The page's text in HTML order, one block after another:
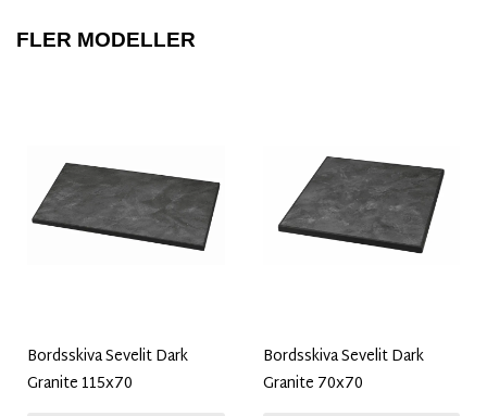
FLER MODELLER
Bordsskiva Sevelit Dark
Granite 115x70
Bordsskiva Sevelit Dark
Granite 70x70